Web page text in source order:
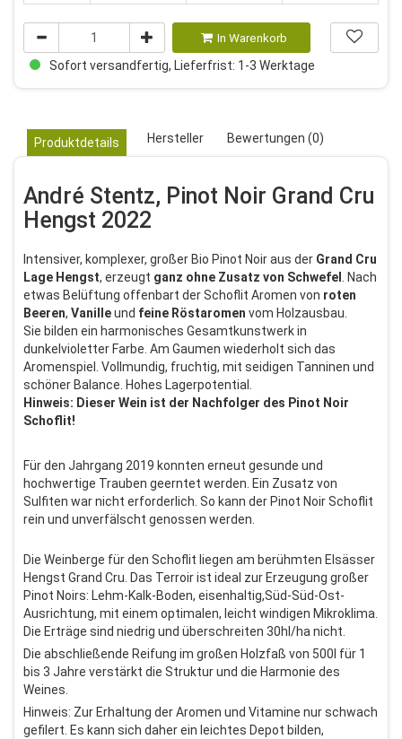
In Warenkorb
Sofort versandfertig, Lieferfrist: 1-3 Werktage
Produktdetails Hersteller Bewertungen (0)
André Stentz, Pinot Noir Grand Cru
Hengst 2022
Intensiver, komplexer, großer Bio Pinot Noir aus der Grand Cru
Lage Hengst, erzeugt ganz ohne Zusatz von Schwefel
. Nach
etwas Belüftung offenbart der Schoflit Aromen von roten
Beeren, Vanilleund feine Röstaromen vom Holzausbau.
Sie bilden ein harmonisches Gesamtkunstwerk in
dunkelvioletter Farbe. Am Gaumen wiederholt sich das
Aromenspiel. Vollmundig, fruchtig, mit seidigen Tanninen und
schöner Balance. Hohes Lagerpotential.
Hinweis: Dieser Wein ist der Nachfolger des Pinot Noir
Schoflit!
Für den Jahrgang 2019 konnten erneut gesunde und
hochwertige Trauben geerntet werden. Ein Zusatz von
Sulfiten war nicht erforderlich. So kann der Pinot Noir Schoflit
rein und unverfälscht genossen werden.
Die Weinberge für den Schoflit liegen am berühmten Elsässer
Hengst Grand Cru. Das Terroir ist ideal zur Erzeugung großer
Pinot Noirs: Lehm-Kalk-Boden, eisenhaltig,Süd-Süd-Ost-
Ausrichtung, mit einem optimalen, leicht windigen Mikroklima.
Die Erträge sind niedrig und überschreiten 30hl/ha nicht.
Die abschließende Reifung im großen Holzfaß von 500l für 1
bis 3 Jahre verstärkt die Struktur und die Harmonie des
Weines.
Hinweis: Zur Erhaltung der Aromen und Vitamine nur schwach
gefilert. Es kann sich daher ein leichtes Depot bilden,